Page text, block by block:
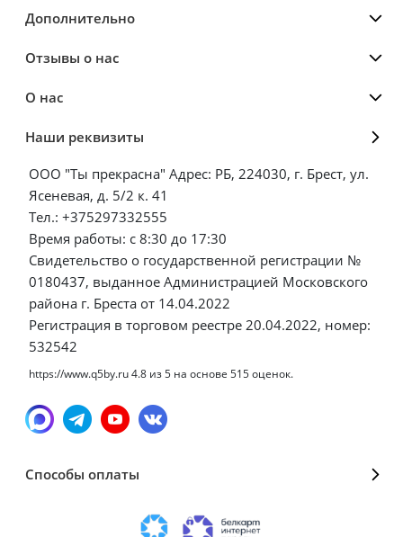
Дополнительно
Отзывы о нас
О нас
Наши реквизиты
ООО "Ты прекрасна" Адрес: РБ, 224030, г. Брест, ул.
Ясеневая, д. 5/2 к. 41
Тел.: +375297332555
Время работы: с 8:30 до 17:30
Свидетельство о государственной регистрации №
0180437, выданное Администрацией Московского
района г. Бреста от 14.04.2022
Регистрация в торговом реестре 20.04.2022, номер:
532542
https://www.q5by.ru4.8 из5 на основе 515оценок.
Способы оплаты